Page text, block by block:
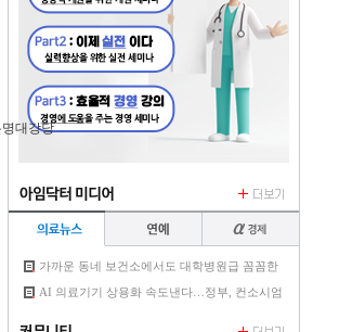
가까운 동네 보건소에서도 대학병원급 꼼꼼한
AI 진료 가능해진다
AI 의료기기 상용화 속도낸다…정부, 컨소시엄
대강당